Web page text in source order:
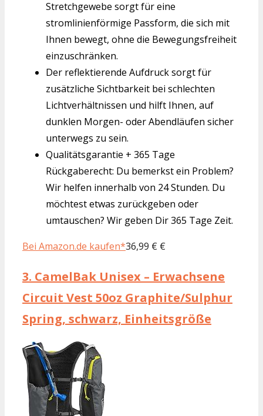
Stretchgewebe sorgt für eine
stromlinienförmige Passform, die sich mit
Ihnen bewegt, ohne die Bewegungsfreiheit
einzuschränken.
Der reflektierende Aufdruck sorgt für
zusätzliche Sichtbarkeit bei schlechten
Lichtverhältnissen und hilft Ihnen, auf
dunklen Morgen- oder Abendläufen sicher
unterwegs zu sein.
Qualitätsgarantie + 365 Tage
Rückgaberecht: Du bemerkst ein Problem?
Wir helfen innerhalb von 24 Stunden. Du
möchtest etwas zurückgeben oder
umtauschen? Wir geben Dir 365 Tage Zeit.
Bei Amazon.de kaufen*36,99 € €
3. CamelBak Unisex – Erwachsene
Circuit Vest 50oz Graphite/Sulphur
Spring, schwarz, Einheitsgröße